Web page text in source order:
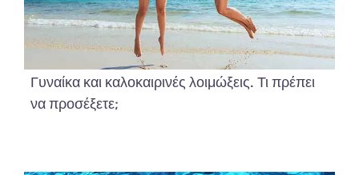
Γυναίκα και καλοκαιρινές λοιμώξεις. Τι πρέπει
να προσέξετε;